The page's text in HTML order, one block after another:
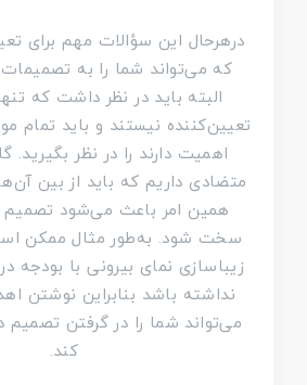
درهرحال این سؤالات مهم برای
که می‌تواند شما را به
البته باید در نظر داشت که
تعیین‌کننده نیستند و باید تمام
اهمیت دارند را در نظر
متضادی داریم که باید از بین
همین امر باعث می‌شود تصمیم
سخت شود. به‌طور مثال ممکن
زیباسازی نمای بیرونی با
نداشته باشد بنابراین نوشتن
می‌تواند شما را در گرفتن تصمیم
کند.